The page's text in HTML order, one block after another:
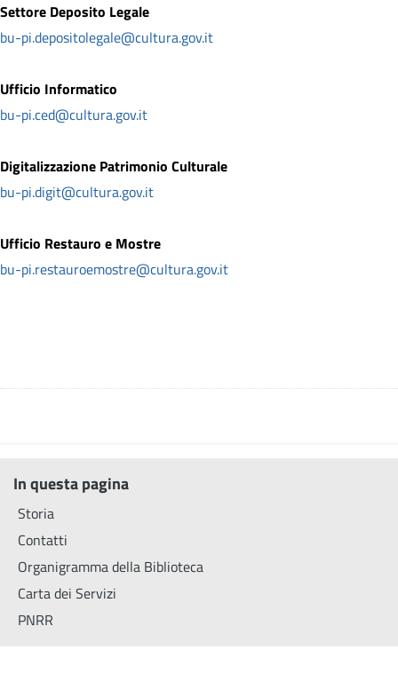
Settore Deposito Legale
bu-pi.depositolegale@cultura.gov.it
Ufficio Informatico
bu-pi.ced@cultura.gov.it
Digitalizzazione Patrimonio Culturale
bu-pi.digit@cultura.gov.it
Ufficio Restauro e Mostre
bu-pi.restauroemostre@cultura.gov.it
In questa pagina
Storia
Contatti
Organigramma della Biblioteca
Carta dei Servizi
PNRR